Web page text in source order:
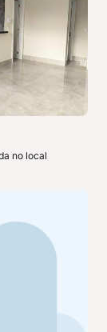
no local